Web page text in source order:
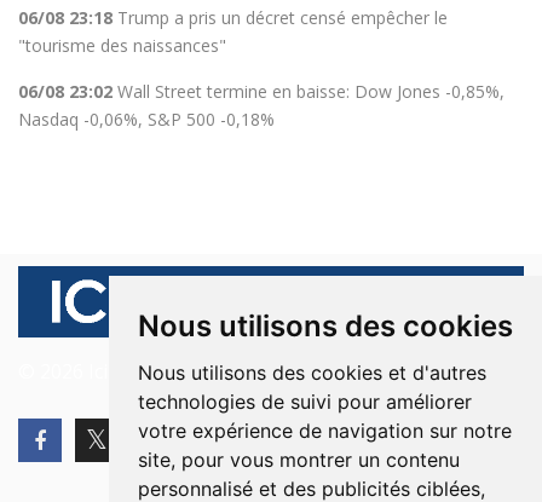
Nous utilisons des cookies
Nous utilisons des cookies et d'autres
technologies de suivi pour améliorer
votre expérience de navigation sur notre
site, pour vous montrer un contenu
personnalisé et des publicités ciblées,
06/08 23:18 Trump a pris un décret censé empêcher le
"tourisme des naissances"
06/08 23:02 Wall Street termine en baisse: Dow Jones -0,85%,
Nasdaq -0,06%, S&P 500 -0,18%
© 2026 Ici Beyrouth. Tous les droits sont réservés.